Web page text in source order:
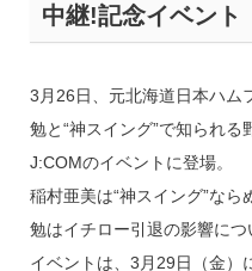
中継!記念イベント
3月26日、元北海道日本ハム
勉と“神スイング”で知られ
J:COMのイベントに登場。
稲村亜美は“神スイング”なら
勉はイチロー引退の影響につ
イベントは、3月29日（金）